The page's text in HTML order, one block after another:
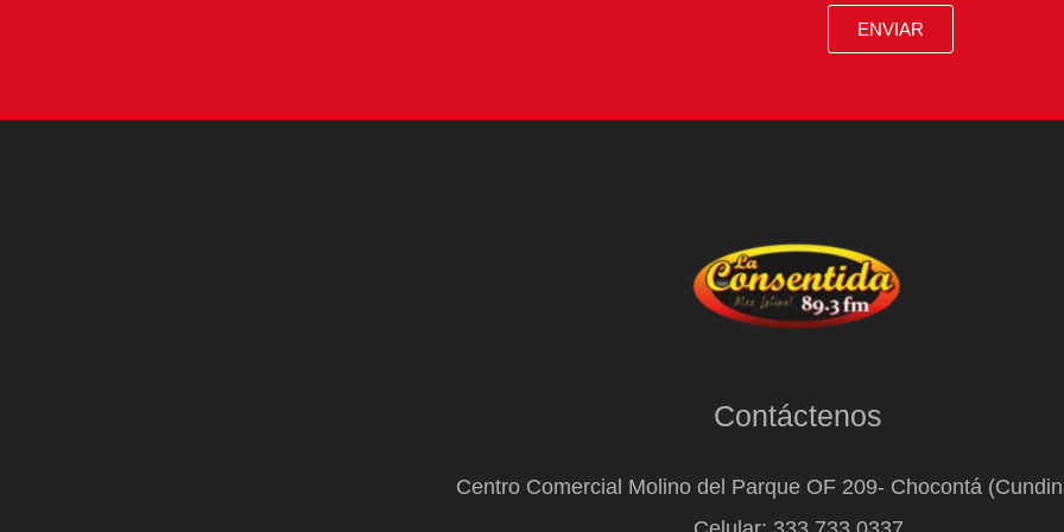
ENVIAR
Contáctenos
Centro Comercial Molino del Parque OF 209- Chocontá